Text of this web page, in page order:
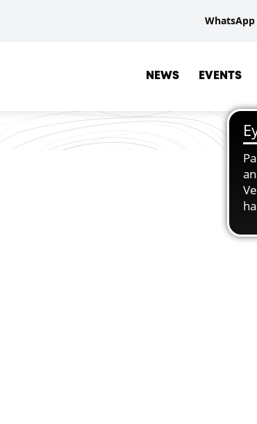
WhatsApp
NEWS EVENTS